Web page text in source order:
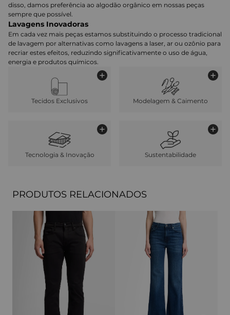
disso, damos preferência ao algodão orgânico em nossas peças
sempre que possível.
Lavagens Inovadoras
Em cada vez mais peças estamos substituindo o processo tradicional
de lavagem por alternativas como lavagens a laser, ar ou ozônio para
recriar estes efeitos, reduzindo significativamente o uso de água,
energia e produtos químicos.
Tecidos Exclusivos Modelagem & Caimento
Tecnologia & Inovação Sustentabilidade
PRODUTOS RELACIONADOS